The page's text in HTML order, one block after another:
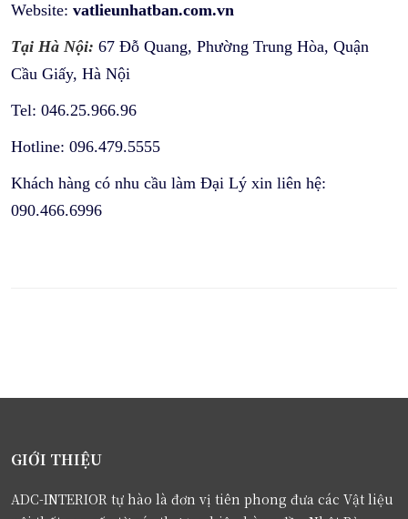
Website: vatlieunhatban.com.vn
Tại Hà Nội: 67 Đỗ Quang, Phường Trung Hòa, Quận
Cầu Giấy, Hà Nội
Tel: 046.25.966.96
Hotline: 096.479.5555
Khách hàng có nhu cầu làm Đại Lý xin liên hệ:
090.466.6996
GIỚI THIỆU
ADC-INTERIOR tự hào là đơn vị tiên phong đưa các Vật liệu